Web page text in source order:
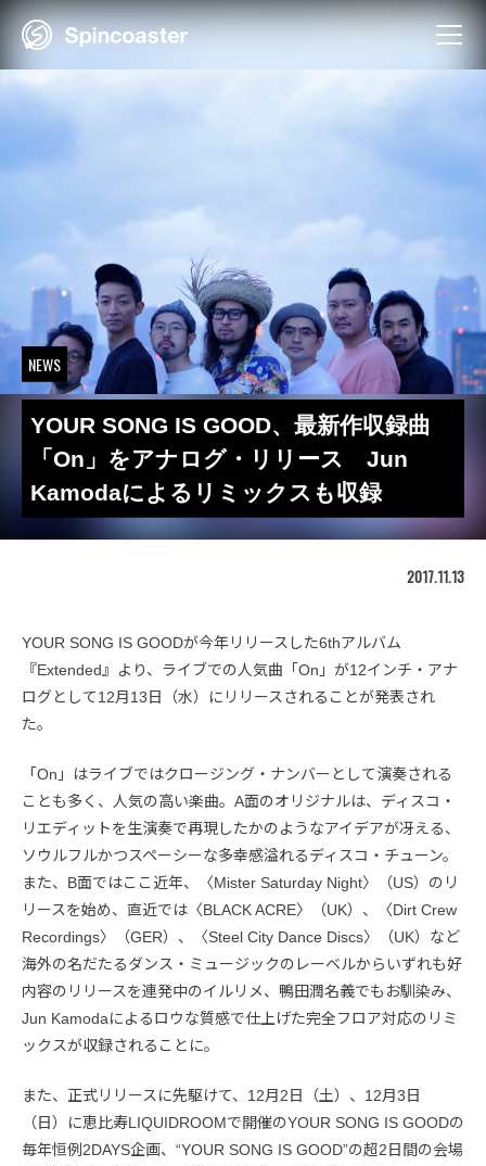
Skip
NEWS
YOUR SONG IS GOOD、最新作収録曲
「On」をアナログ・リリース Jun
Kamodaによるリミックスも収録
2017.11.13
YOUR SONG IS GOODが今年リリースした6thアルバム
『Extended』より、ライブでの人気曲「On」が12インチ・アナ
ログとして12月13日（水）にリリースされることが発表され
た。
「On」はライブではクロージング・ナンバーとして演奏される
ことも多く、人気の高い楽曲。A面のオリジナルは、ディスコ・
リエディットを生演奏で再現したかのようなアイデアが冴える、
ソウルフルかつスペーシーな多幸感溢れるディスコ・チューン。
また、B面ではここ近年、〈Mister Saturday Night〉（US）のリ
リースを始め、直近では〈BLACK ACRE〉（UK）、〈Dirt Crew
Recordings〉（GER）、〈Steel City Dance Discs〉（UK）など
海外の名だたるダンス・ミュージックのレーベルからいずれも好
内容のリリースを連発中のイルリメ、鴨田潤名義でもお馴染み、
Jun Kamodaによるロウな質感で仕上げた完全フロア対応のリミ
ックスが収録されることに。
また、正式リリースに先駆けて、12月2日（土）、12月3日
（日）に恵比寿LIQUIDROOMで開催のYOUR SONG IS GOODの
毎年恒例2DAYS企画、“YOUR SONG IS GOOD”の超2日間の会場